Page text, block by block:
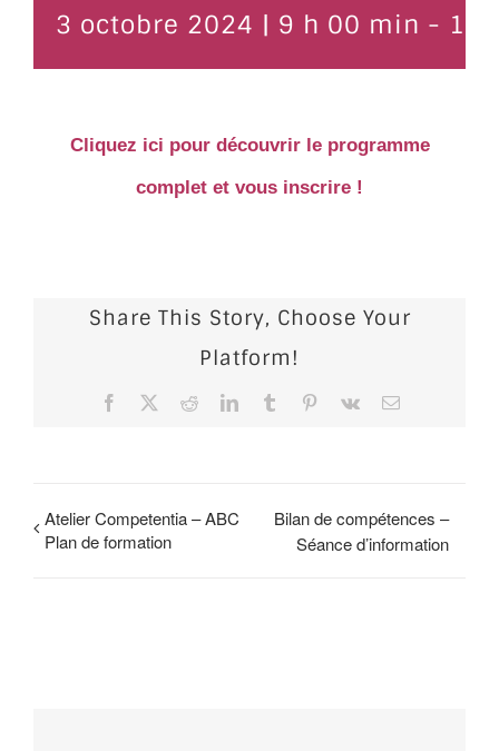
3 octobre 2024 | 9 h 00 min - 17
Cliquez ici pour découvrir le programme
complet et vous inscrire !
Share This Story, Choose Your
Platform!
Facebook RedditLinkedInTumblr Pinterest
Vk Email
Atelier Competentia – ABC
Plan de formation
Bilan de compétences –
Séance d’information